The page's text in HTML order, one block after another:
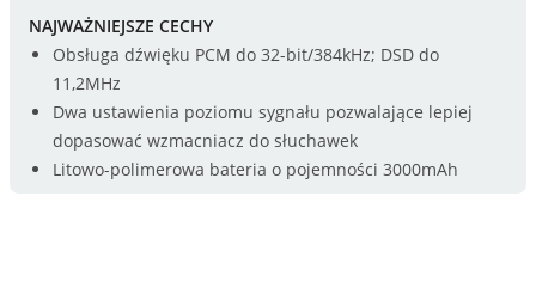
NAJWAŻNIEJSZE CECHY
Obsługa dźwięku PCM do 32-bit/384kHz; DSD do
11,2MHz
Dwa ustawienia poziomu sygnału pozwalające lepiej
dopasować wzmacniacz do słuchawek
Litowo-polimerowa bateria o pojemności 3000mAh